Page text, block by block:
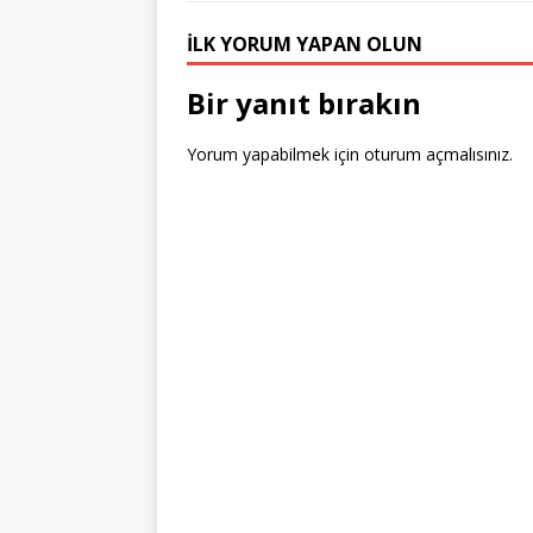
İLK YORUM YAPAN OLUN
Bir yanıt bırakın
Yorum yapabilmek için oturum açmalısınız.